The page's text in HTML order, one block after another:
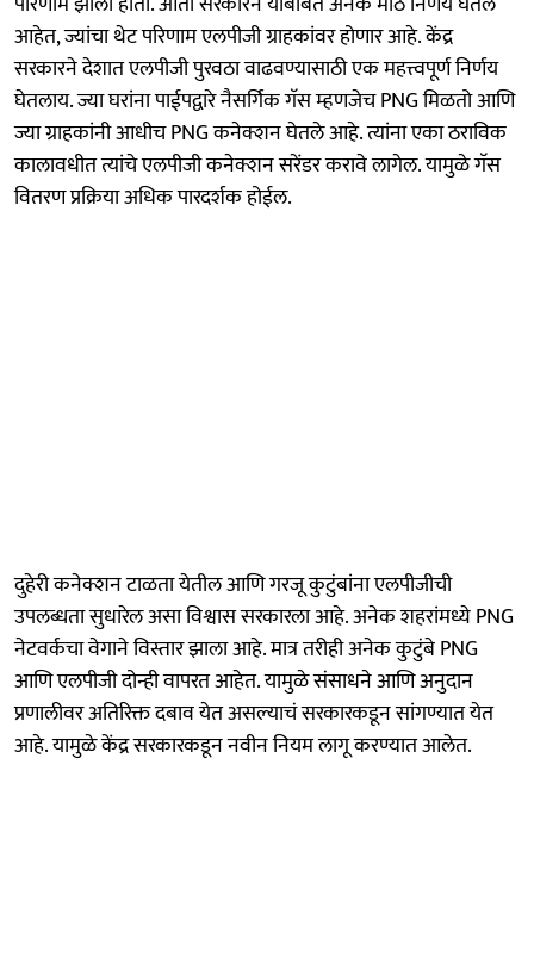
आहेत, ज्यांचा थेट परिणाम एलपीजी ग्राहकांवर होणार आहे. केंद्र
सरकारने देशात एलपीजी पुरवठा वाढवण्यासाठी एक महत्त्वपूर्ण निर्णय
घेतलाय. ज्या घरांना पाईपद्वारे नैसर्गिक गॅस म्हणजेच PNG मिळतो आणि
ज्या ग्राहकांनी आधीच PNG कनेक्शन घेतले आहे. त्यांना एका ठराविक
कालावधीत त्यांचे एलपीजी कनेक्शन सरेंडर करावे लागेल. यामुळे गॅस
वितरण प्रक्रिया अधिक पारदर्शक होईल.
दुहेरी कनेक्शन टाळता येतील आणि गरजू कुटुंबांना एलपीजीची
उपलब्धता सुधारेल असा विश्वास सरकारला आहे. अनेक शहरांमध्ये PNG
नेटवर्कचा वेगाने विस्तार झाला आहे. मात्र तरीही अनेक कुटुंबे PNG
आणि एलपीजी दोन्ही वापरत आहेत. यामुळे संसाधने आणि अनुदान
प्रणालीवर अतिरिक्त दबाव येत असल्याचं सरकारकडून सांगण्यात येत
आहे. यामुळे केंद्र सरकारकडून नवीन नियम लागू करण्यात आलेत.